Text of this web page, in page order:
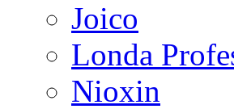
Joico
Londa
Nioxin